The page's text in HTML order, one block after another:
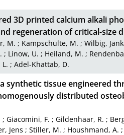
3D printed calcium alkali
regeneration of critical-size
M. ; Kampschulte, M. ;Wilbig,
; Linow, U. ; Heiland, M. ;
; Adel-Khattab, D.
synthetic tissue engineered
distributed
;Giacomini, F. ;Gildenhaar, R. ;
Jens ; Stiller, M. ; Houshmand, A. ;